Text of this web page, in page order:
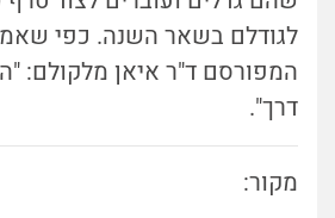
לגודלם בשאר השנה. כפי
המפורסם ד"ר איאן מלקולם:
דרך".
מקור: